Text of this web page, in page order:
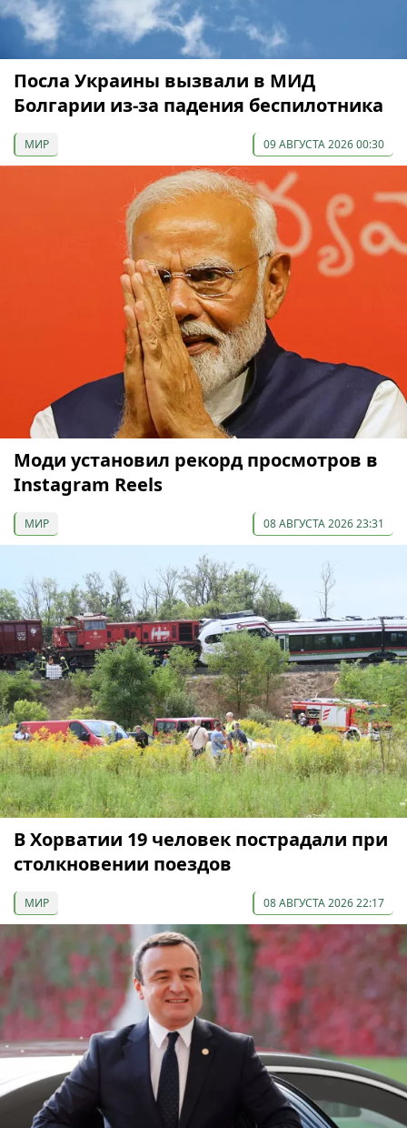
Посла Украины вызвали в МИД
Болгарии из-за падения беспилотника
МИР 09 АВГУСТА 2026 00:30
Моди установил рекорд просмотров в
Instagram Reels
МИР 08 АВГУСТА 2026 23:31
В Хорватии 19 человек пострадали при
столкновении поездов
МИР 08 АВГУСТА 2026 22:17